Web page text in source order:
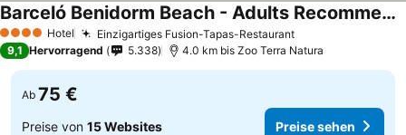
4 Sterne Hotel Einzigartiges Fusion-Tapas-Restaurant
Barceló Benidorm Beach - Adults Recommended
9,1 Hervorragend 5.338 4.0 km bis Zoo Terra Natura
Ab 75 €
Preise von 15 Websites Preise sehen